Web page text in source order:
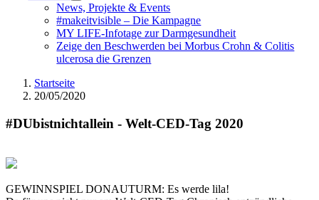
News, Projekte & Events
#makeitvisible – Die Kampagne
MY LIFE-Infotage zur Darmgesundheit
Zeige den Beschwerden bei Morbus Crohn & Colitis
ulcerosa die Grenzen
Startseite
20/05/2020
#DUbistnichtallein - Welt-CED-Tag 2020
GEWINNSPIEL DONAUTURM: Es werde lila!